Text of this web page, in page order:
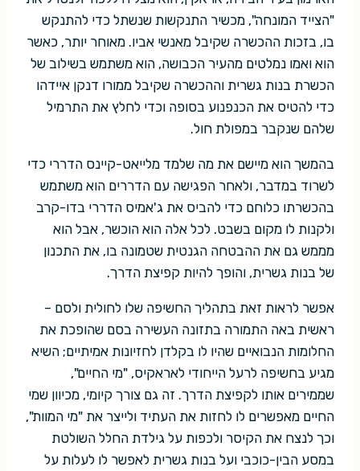
"הצייד המונחה", מכשיר התנקשות שנשתל כדי להתנקש
בו, בזכות ההכשרה שקיבל מאנשי אביו. מאוחר יותר, כאשר
הוא ואמו נמלטים מהעיר הכבושה, הוא משתמש בשילוב של
הכשרת בנות גשרית וההכשרה שקיבל ממורו דנקן איידהו
כדי להטיס את הכנפנוע בסופה וכדי לחלץ את התרמיל
שלהם שנקבר במפולת חול.
בהמשך הוא מיישם את מה שלמד מלייאט-קיינס הדררי כדי
לשרוד במדבר, ולאחר הפגישה עם הדררים הוא משתמש
בהכשרתו כלוחם כדי להביס את ג'אמיס הדררי בדו-קרב
ולקנות לו מקום בשבט. לכל אלה הוא הוכשר, אבל הוא
מממש גם את ההבטחה הגנטית שטמונה בו, את התכנון
של בנות גשרית, והופך להיות קפיצת הדרך.
אפשר לראות זאת בתהליך החשיפה שלו לחולית ולסם –
ראשית באה התמורה בתזונה העשירה בסם שהופכת את
החלומות הנבואיים שהיו לו בקלדן לחזיונות אמיתיים; השיא
מגיע בחשיפה לרעל הייחודי לאראקיס, "מי החיים",
שממירים אותו לקפיצת הדרך. זה גם צורך קיומי, מכיוון שמי
החיים מאפשרים לו לחזות את העתיד ולייצר את "מי המוות",
וכך לנצח את הקיסר ולכפות על גילדת החלל השולטת
במסע הבין-כוכבי ועל בנות גשרית לאפשר לו לעלות על